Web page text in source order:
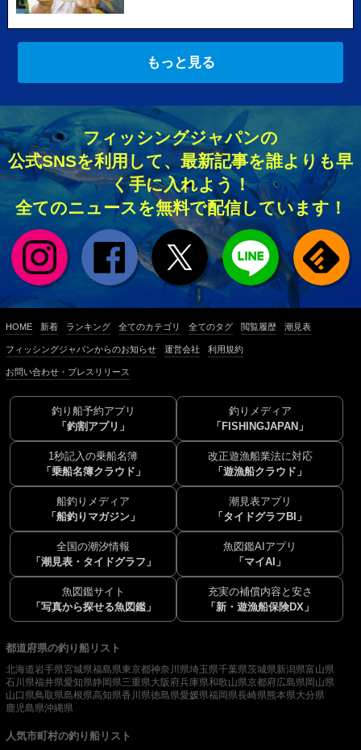
もっと見る
フィッシングジャパンの
公式SNSを利用して、最新記事を誰よりも早
く手に入れよう！
全てのニュースを無料で配信しています！
HOME 新着 ランキング 全てのカテゴリ 全てのタグ 閲覧履歴 潮見表
フィッシングジャパンからのお知らせ 運営会社 利用規約
お問い合わせ・プレスリリース
釣り船予約アプリ
「釣割アプリ」
釣りメディア
「FISHINGJAPAN」
1秒記入の乗船名簿
「乗船名簿クラウド」
改正遊漁船業法に対応
「遊漁船クラウド」
船釣りメディア
「船釣りマガジン」
潮見表アプリ
「タイドグラフBI」
全国の潮汐情報
「潮見表・タイドグラフ」
魚図鑑AIアプリ
「マイAI」
魚図鑑サイト
「写真から探せる魚図鑑」
充実の補償内容と安さ
「新・遊漁船保険DX」
都道府県の釣り船リスト
北海道岩手県宮城県福島県東京都神奈川県埼玉県千葉県茨城県新潟県富山県
石川県福井県愛知県静岡県三重県大阪府兵庫県和歌山県京都府広島県岡山県
山口県鳥取県島根県高知県香川県徳島県愛媛県福岡県長崎県熊本県大分県
鹿児島県沖縄県
人気市町村の釣り船リスト